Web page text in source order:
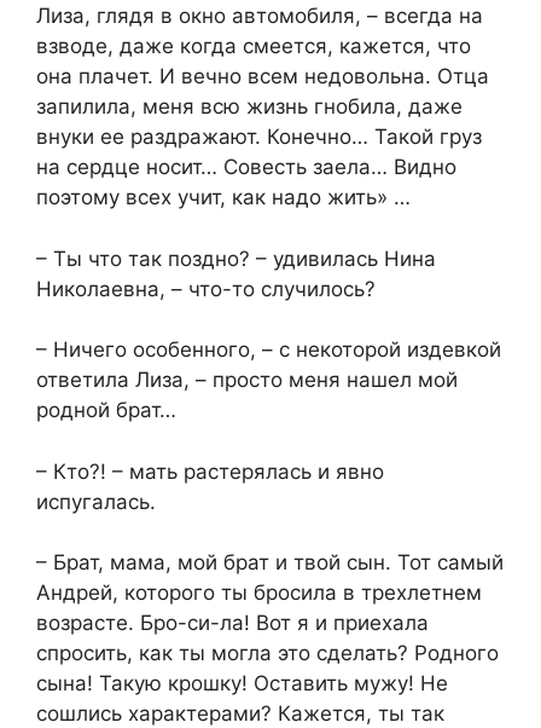
Лиза, глядя в окно автомобиля, – всегда на
взводе, даже когда смеется, кажется, что
она плачет. И вечно всем недовольна. Отца
запилила, меня всю жизнь гнобила, даже
внуки ее раздражают. Конечно… Такой груз
на сердце носит… Совесть заела… Видно
поэтому всех учит, как надо жить» …
– Ты что так поздно? – удивилась Нина
Николаевна, – что-то случилось?
– Ничего особенного, – с некоторой издевкой
ответила Лиза, – просто меня нашел мой
родной брат…
– Кто?! – мать растерялась и явно
испугалась.
– Брат, мама, мой брат и твой сын. Тот самый
Андрей, которого ты бросила в трехлетнем
возрасте. Бро-си-ла! Вот я и приехала
спросить, как ты могла это сделать? Родного
сына! Такую крошку! Оставить мужу! Не
сошлись характерами? Кажется, ты так